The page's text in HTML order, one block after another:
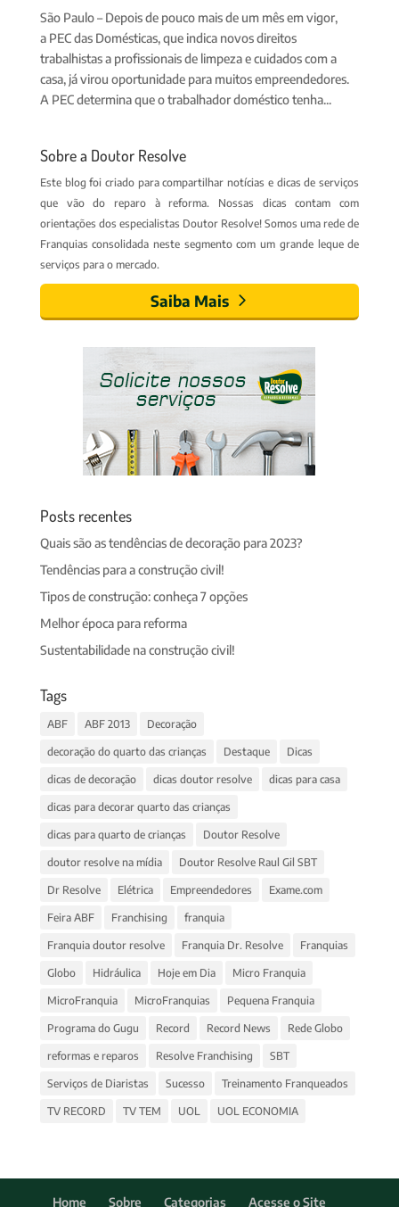
São Paulo – Depois de pouco mais de um mês em vigor,
a PEC das Domésticas, que indica novos direitos
trabalhistas a profissionais de limpeza e cuidados com a
casa, já virou oportunidade para muitos empreendedores.
A PEC determina que o trabalhador doméstico tenha...
Sobre a Doutor Resolve
Este blog foi criado para compartilhar notícias e dicas de serviços
que vão do reparo à reforma. Nossas dicas contam com
orientações dos especialistas Doutor Resolve! Somos uma rede de
Franquias consolidada neste segmento com um grande leque de
serviços para o mercado.
Saiba Mais
Posts recentes
Quais são as tendências de decoração para 2023?
Tendências para a construção civil!
Tipos de construção: conheça 7 opções
Melhor época para reforma
Sustentabilidade na construção civil!
Tags
ABF ABF 2013 Decoração
decoração do quarto das crianças Destaque Dicas
dicas de decoração dicas doutor resolve dicas para casa
dicas para decorar quarto das crianças
dicas para quarto de crianças Doutor Resolve
doutor resolve na mídia Doutor Resolve Raul Gil SBT
Dr Resolve Elétrica Empreendedores Exame.com
Feira ABF Franchising franquia
Franquia doutor resolve Franquia Dr. Resolve Franquias
Globo Hidráulica Hoje em Dia Micro Franquia
MicroFranquia MicroFranquias Pequena Franquia
Programa do Gugu Record Record News Rede Globo
reformas e reparos Resolve Franchising SBT
Serviços de Diaristas Sucesso Treinamento Franqueados
TV RECORD TV TEM UOL UOL ECONOMIA
Home Sobre Categorias Acesse o Site